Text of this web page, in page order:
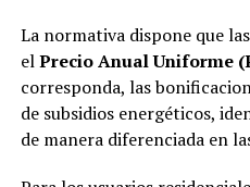
La normativa dispone que
elPrecio Anual Uniforme
corresponda, las
de subsidios energéticos,
de manera diferenciada en